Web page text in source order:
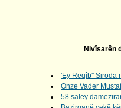
Nivîsarên
'Ey Reqîb'' Siroda
Onze Vader
58 saley